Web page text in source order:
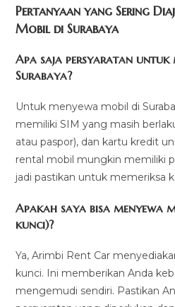
Pertanyaan yang Sering
Mobil di Surabaya
Apa saja persyaratan untuk
Surabaya?
Untuk menyewa mobil di
memiliki SIM yang masih
atau paspor), dan kartu kredit
rental mobil mungkin memiliki
jadi pastikan untuk memeriksa
Apakah saya bisa menyewa
kunci)?
Ya, Arimbi Rent Car
kunci. Ini memberikan Anda
mengemudi sendiri. Pastikan